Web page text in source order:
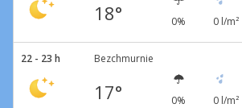
18° 0% 0 l/m²
22 - 23 h Bezchmurnie
17° 0% 0 l/m²